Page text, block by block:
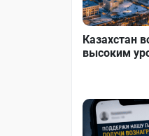
Казахстан
высоким